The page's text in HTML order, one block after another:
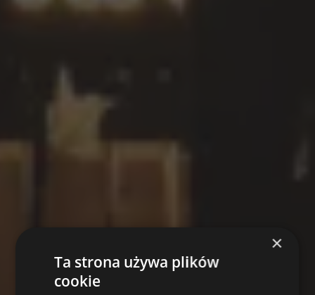
×
Ta strona używa plików
cookie